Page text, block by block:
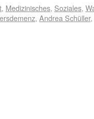
, Medizinisches, Soziales,
, Andrea Schüller,